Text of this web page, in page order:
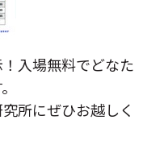
入場無料でどなた
所にぜひお越しく